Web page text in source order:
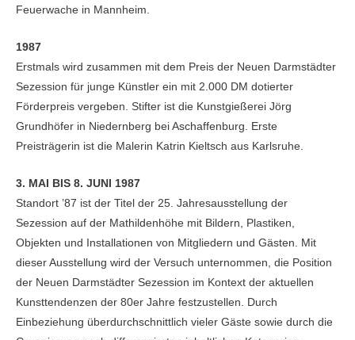
Feuerwache in Mannheim.
1987
Erstmals wird zusammen mit dem Preis der Neuen Darmstädter
Sezession für junge Künstler ein mit 2.000 DM dotierter
Förderpreis vergeben. Stifter ist die Kunstgießerei Jörg
Grundhöfer in Niedernberg bei Aschaffenburg. Erste
Preisträgerin ist die Malerin Katrin Kieltsch aus Karlsruhe.
3. MAI BIS 8. JUNI 1987
Standort ’87 ist der Titel der 25. Jahresausstellung der
Sezession auf der Mathildenhöhe mit Bildern, Plastiken,
Objekten und Installationen von Mitgliedern und Gästen. Mit
dieser Ausstellung wird der Versuch unternommen, die Position
der Neuen Darmstädter Sezession im Kontext der aktuellen
Kunsttendenzen der 80er Jahre festzustellen. Durch
Einbeziehung überdurchschnittlich vieler Gäste sowie durch die